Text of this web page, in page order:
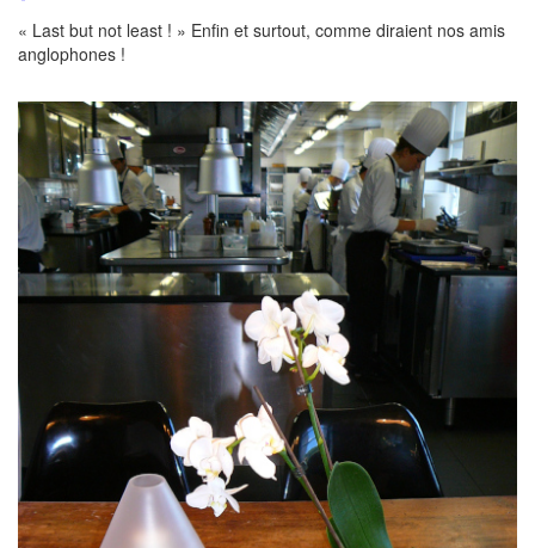
« Last but not least ! » Enfin et surtout, comme diraient nos amis
anglophones !